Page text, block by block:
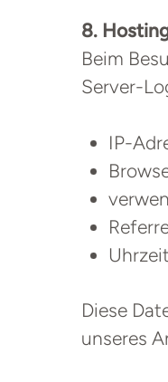
8.
Beim
Server-
IP-
Diese
unseres